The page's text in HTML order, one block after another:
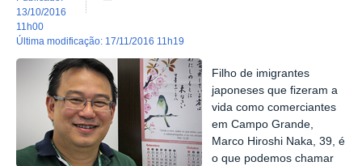
13/10/2016
11h00
última modificação: 17/11/2016 11h19
Filho de imigrantes
japoneses que fizeram a
vida como comerciantes
em Campo Grande,
Marco Hiroshi Naka, 39, é
o que podemos chamar